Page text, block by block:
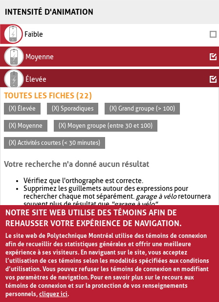
INTENSITÉ D'ANIMATION
Faible
Moyenne
Élevée
TOUTES LES FICHES (22)
(X) Élevée (X) Sporadiques (X) Grand groupe (> 100)
(X) Moyenne (X) Moyen groupe (entre 30 et 100)
(X) Activités courtes (< 30 minutes)
Votre recherche n'a donné aucun résultat
Vérifiez que l'orthographe est correcte.
Supprimez les guillemets autour des expressions pour
rechercher chaque mot séparément. garage à véloretournera
souvent plus de résultat que"garage à vélo".
Envisagez d'élargir votre recherche avec OR.garage OR vélo
retournera souvent plus de résultat quegarage à vélo
NOTRE SITE WEB UTILISE DES TÉMOINS AFIN DE
REHAUSSER VOTRE EXPÉRIENCE DE NAVIGATION.
Le site web de Polytechnique Montréal utilise des témoins de connexion
afin de recueillir des statistiques générales et offrir une meilleure
expérience à ses visiteurs. En naviguant sur le site, vous acceptez
l’utilisation de ces témoins selon les modalités spécifiées aux conditions
d’utilisation. Vous pouvez refuser les témoins de connexion en modifiant
vos paramètres de navigation. Pour en savoir plus sur le recours aux
témoins de connexion et sur la protection de vos renseignements
personnels,cliquez ici.